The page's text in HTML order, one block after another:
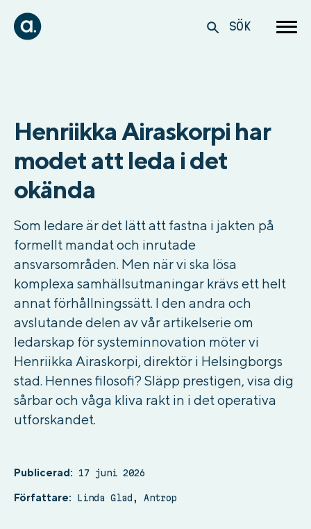
SÖK
Henriikka Airaskorpi har
modet att leda i det
okända
Som ledare är det lätt att fastna i jakten på
formellt mandat och inrutade
ansvarsområden. Men när vi ska lösa
komplexa samhällsutmaningar krävs ett helt
annat förhållningssätt. I den andra och
avslutande delen av vår artikelserie om
ledarskap för systeminnovation möter vi
Henriikka Airaskorpi, direktör i Helsingborgs
stad. Hennes filosofi? Släpp prestigen, visa dig
sårbar och våga kliva rakt in i det operativa
utforskandet.
Publicerad: 17 juni 2026
Författare: Linda Glad, Antrop